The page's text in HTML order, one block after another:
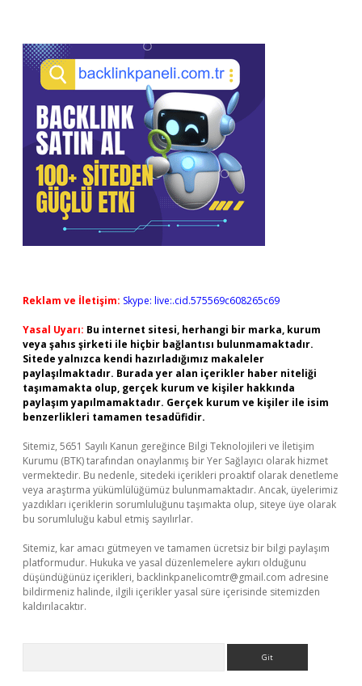
Reklam ve İletişim: Skype: live:.cid.575569c608265c69
Yasal Uyarı: Bu internet sitesi, herhangi bir marka, kurum
veya şahıs şirketi ile hiçbir bağlantısı bulunmamaktadır.
Sitede yalnızca kendi hazırladığımız makaleler
paylaşılmaktadır. Burada yer alan içerikler haber niteliği
taşımamakta olup, gerçek kurum ve kişiler hakkında
paylaşım yapılmamaktadır. Gerçek kurum ve kişiler ile isim
benzerlikleri tamamen tesadüfidir.
Sitemiz, 5651 Sayılı Kanun gereğince Bilgi Teknolojileri ve İletişim
Kurumu (BTK) tarafından onaylanmış bir Yer Sağlayıcı olarak hizmet
vermektedir. Bu nedenle, sitedeki içerikleri proaktif olarak denetleme
veya araştırma yükümlülüğümüz bulunmamaktadır. Ancak, üyelerimiz
yazdıkları içeriklerin sorumluluğunu taşımakta olup, siteye üye olarak
bu sorumluluğu kabul etmiş sayılırlar.
Sitemiz, kar amacı gütmeyen ve tamamen ücretsiz bir bilgi paylaşım
platformudur. Hukuka ve yasal düzenlemelere aykırı olduğunu
düşündüğünüz içerikleri, backlinkpanelicomtr@gmail.com adresine
bildirmeniz halinde, ilgili içerikler yasal süre içerisinde sitemizden
kaldırılacaktır.